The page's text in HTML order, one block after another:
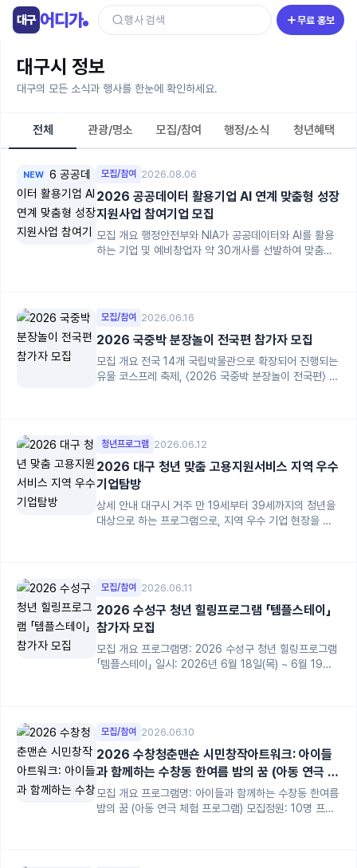
대구시 정보
대구의 모든 소식과 행사를 한눈에 확인하세요.
전체 관광/명소 모집/참여 행정/소식 청년혜택
NEW 모집/참여 2026.08.06
2026 공공데이터 활용기업 AI 연계 맞춤형 성장
지원사업 참여기업 모집
모집 개요 행정안전부와 NIA가 공공데이터와 AI를 활용
하는 기업 및 예비창업자 약 30개사를 선발하여 맞춤형
모집/참여 2026.06.16
2026 국중박 분장놀이 전국편 참가자 모집
모집 개요 전국 14개 국립박물관으로 확장되어 진행되는
유물 코스프레 축제, 〈2026 국중박 분장놀이 전국편〉 참
청년프로그램 2026.06.12
2026 대구 청년 맞춤 고용지원서비스 지역 우수
기업탐방
상세 안내 대구시 거주 만 19세부터 39세까지의 청년을
대상으로 하는 프로그램으로, 지역 우수 기업 현장을 직
모집/참여 2026.06.11
2026 수성구 청년 힐링프로그램 「템플스테이」
참가자 모집
모집 개요 프로그램명: 2026 수성구 청년 힐링프로그램
「템플스테이」 일시: 2026년 6월 18일(목) ~ 6월 19일
모집/참여 2026.06.10
2026 수창청춘맨숀 시민창작아트워크: 아이들
과 함께하는 수창동 한여름 밤의 꿈 (아동 연극 체
험)
모집 개요 프로그램명: 아이들과 함께하는 수창동 한여름
밤의 꿈 (아동 연극 체험 프로그램) 모집정원: 10명 프로
대구 어디가 행사 검색 무료 홍보